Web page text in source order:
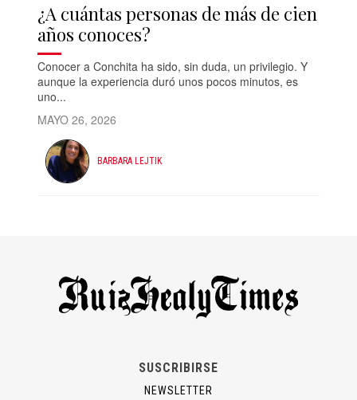
¿A cuántas personas de más de cien
años conoces?
Conocer a Conchita ha sido, sin duda, un privilegio. Y
aunque la experiencia duró unos pocos minutos, es
uno...
MAYO 26, 2026
BARBARA LEJTIK
SUSCRIBIRSE
NEWSLETTER